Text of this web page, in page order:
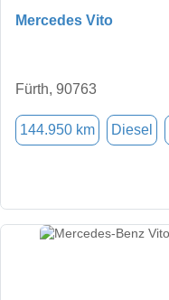
Mercedes Vito
Fürth, 90763
144.950 km Diesel